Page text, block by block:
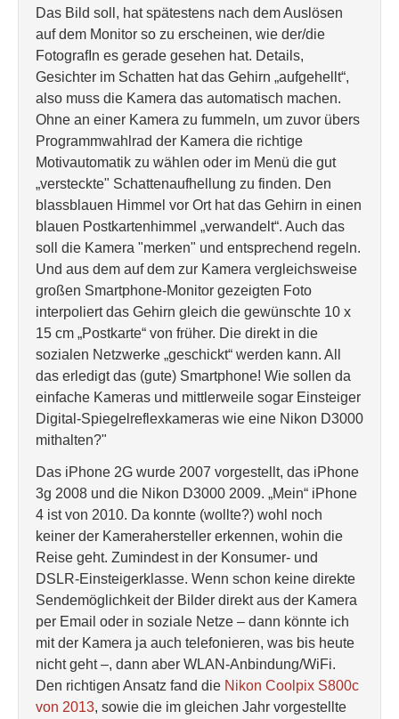
Das Bild soll, hat spätestens nach dem Auslösen
auf dem Monitor so zu erscheinen, wie der/die
FotografIn es gerade gesehen hat. Details,
Gesichter im Schatten hat das Gehirn „aufgehellt“,
also muss die Kamera das automatisch machen.
Ohne an einer Kamera zu fummeln, um zuvor übers
Programmwahlrad der Kamera die richtige
Motivautomatik zu wählen oder im Menü die gut
„versteckte" Schattenaufhellung zu finden. Den
blassblauen Himmel vor Ort hat das Gehirn in einen
blauen Postkartenhimmel „verwandelt“. Auch das
soll die Kamera "merken" und entsprechend regeln.
Und aus dem auf dem zur Kamera vergleichsweise
großen Smartphone-Monitor gezeigten Foto
interpoliert das Gehirn gleich die gewünschte 10 x
15 cm „Postkarte“ von früher. Die direkt in die
sozialen Netzwerke „geschickt“ werden kann. All
das erledigt das (gute) Smartphone! Wie sollen da
einfache Kameras und mittlerweile sogar Einsteiger
Digital-Spiegelreflexkameras wie eine Nikon D3000
mithalten?"
Das iPhone 2G wurde 2007 vorgestellt, das iPhone
3g 2008 und die Nikon D3000 2009. „Mein“ iPhone
4 ist von 2010. Da konnte (wollte?) wohl noch
keiner der Kamerahersteller erkennen, wohin die
Reise geht. Zumindest in der Konsumer- und
DSLR-Einsteigerklasse. Wenn schon keine direkte
Sendemöglichkeit der Bilder direkt aus der Kamera
per Email oder in soziale Netze – dann könnte ich
mit der Kamera ja auch telefonieren, was bis heute
nicht geht –, dann aber WLAN-Anbindung/WiFi.
Den richtigen Ansatz fand die Nikon Coolpix S800c
von 2013, sowie die im gleichen Jahr vorgestellte